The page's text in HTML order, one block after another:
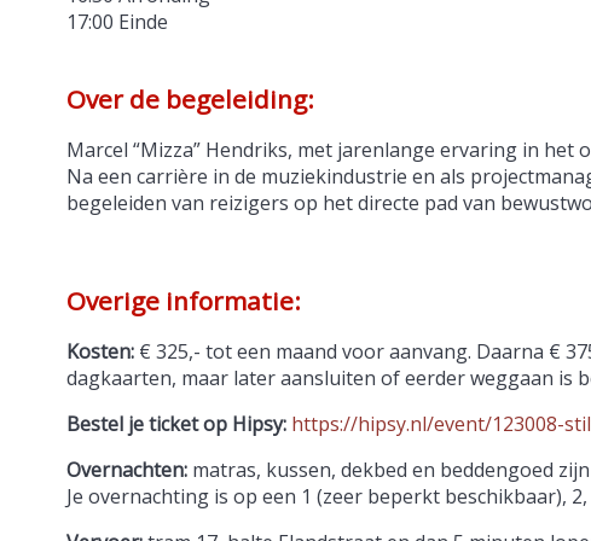
17:00 Einde
Over de begeleiding:
Marcel “Mizza” Hendriks, met jarenlange ervaring in
Na een carrière in de muziekindustrie en als
begeleiden van reizigers op het directe pad van
Overige informatie:
Kosten: € 325,- tot een maand voor aanvang. Daarna €
dagkaarten, maar later aansluiten of eerder weggaan is
Bestel je ticket op Hipsy: https://hipsy.nl/event/123008-
Overnachten: matras, kussen, dekbed en beddengoed
Je overnachting is op een 1 (zeer beperkt beschikbaar),